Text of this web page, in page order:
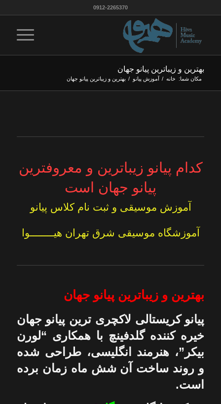
0912-2265370
بهترین و زیباترین پیانو جهان
مکان شما: خانه / آموزش پیانو / بهترین و زیباترین پیانو جهان
کدام پیانو زیباترین و معروفترین
پیانو جهان است
آموزش موسیقی و ثبت نام کلاس پیانو
آموزشگاه موسیقی شرق تهران هیــــــــوا
بهترین و زیباترین پیانو جهان
پیانو کریستالی لاکچری ترین پیانو جهان
خیره کننده گلدفینچ با همکاری “لورن
بیکر”، هنرمند انگلیسی، طراحی شده
و روند ساخت آن شش ماه زمان برده
است.